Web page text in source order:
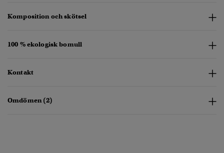
Komposition och skötsel
100 % ekologisk bomull
Kontakt
Omdömen (2)